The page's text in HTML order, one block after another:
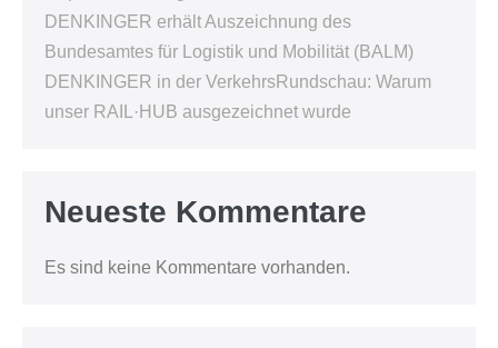
DENKINGER erhält Auszeichnung des
Bundesamtes für Logistik und Mobilität (BALM)
DENKINGER in der VerkehrsRundschau: Warum
unser RAIL·HUB ausgezeichnet wurde
Neueste Kommentare
Es sind keine Kommentare vorhanden.